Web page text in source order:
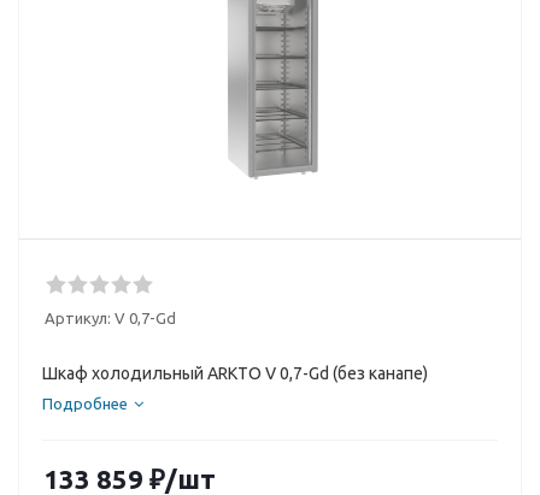
Артикул: V 0,7-Gd
Шкаф холодильный ARKTO V 0,7-Gd (без канапе)
Подробнее
133 859 ₽/шт